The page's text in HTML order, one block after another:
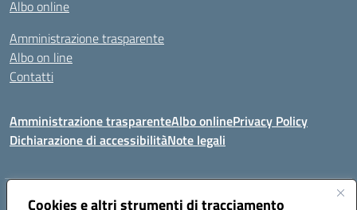
Cookies e altri strumenti di tracciamento
Albo online
Amministrazione trasparente
Albo on line
Contatti
Amministrazione trasparenteAlbo onlinePrivacy Policy
Dichiarazione di accessibilitàNote legali
Indirizzo:Via Tirso, 07011 Bono (SS)